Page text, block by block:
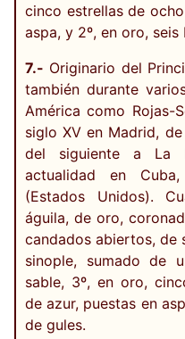
cinco estrellas de
aspa, y 2º, en oro, seis
7.- Originario del
también durante
América como Rojas-
siglo XV en Madrid,
del siguiente a La
actualidad en
(Estados Unidos).
águila, de oro,
candados abiertos, de
sinople, sumado de
sable, 3º, en oro,
de azur, puestas en
de gules.